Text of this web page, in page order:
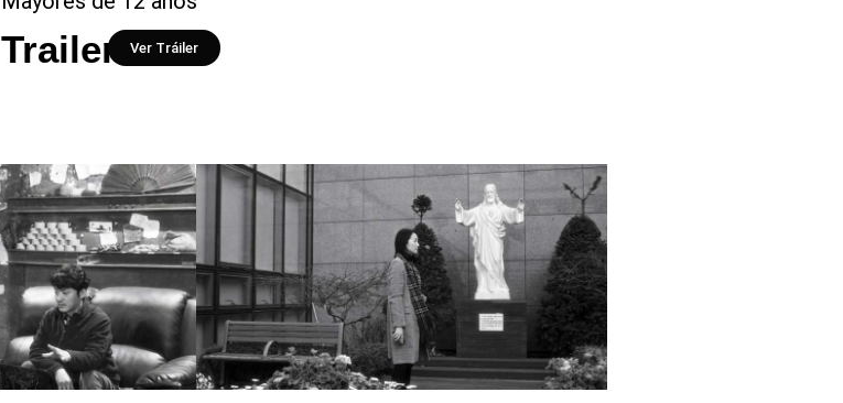
Trailer Ver Tráiler